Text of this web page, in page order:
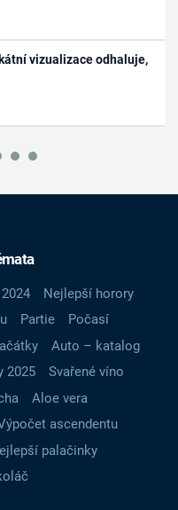
vizualizace odhaluje,
Nejlepší horory
Partie
Počasí
Auto – katalog
2025
Svařené víno
Aloe vera
ascendentu
palačinky